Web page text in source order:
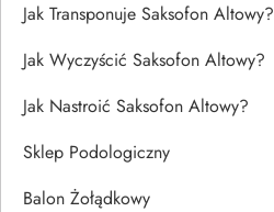
Jak Transponuje Saksofon Altowy?
Jak Wyczyścić Saksofon Altowy?
Jak Nastroić Saksofon Altowy?
Sklep Podologiczny
Balon Żołądkowy